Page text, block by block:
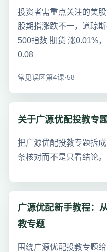
投资者需重点关注的美
股期指涨跌不一，道琼
500指数 期货 涨0.01%
0.08
常见误区第4课·58
关于广源优配投教专
把广源优配投教专题拆
条核对而不是只看结论。
广源优配新手教程：
教专题
围绕广源优配投教专题